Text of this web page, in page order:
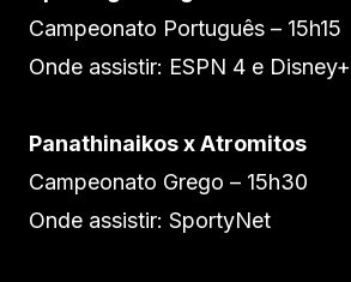
Campeonato Português – 15h15
Onde assistir: ESPN 4 e Disney+
Panathinaikos x Atromitos
Campeonato Grego – 15h30
Onde assistir: SportyNet